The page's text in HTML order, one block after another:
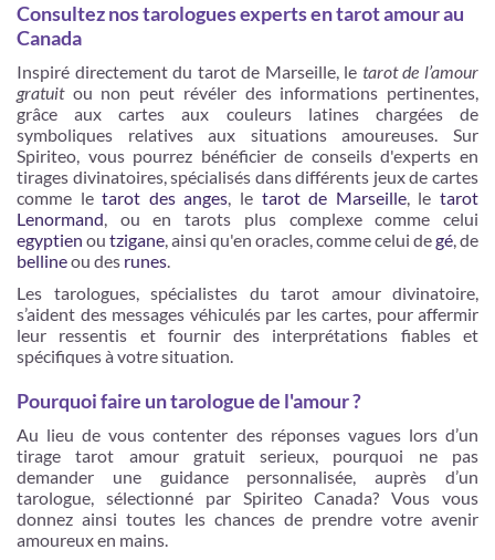
Consultez nos tarologues experts en tarot amour au
Canada
Inspiré directement du tarot de Marseille, le tarot de l’amour
gratuitou non peut révéler des informations pertinentes,
grâce aux cartes aux couleurs latines chargées de
symboliques relatives aux situations amoureuses. Sur
Spiriteo, vous pourrez bénéficier de conseils d'experts en
tirages divinatoires, spécialisés dans différents jeux de cartes
comme letarot des anges, le tarot de Marseille, letarot
Lenormand, ou en tarots plus complexe comme celui
egyptien ou tzigane, ainsi qu'en oracles, comme celui degé, de
bellineou des runes.
Les tarologues, spécialistes du tarot amour divinatoire,
s’aident des messages véhiculés par les cartes, pour affermir
leur ressentis et fournir des interprétations fiables et
spécifiques à votre situation.
Pourquoi faire un tarologue de l'amour ?
Au lieu de vous contenter des réponses vagues lors d’un
tirage tarot amour gratuit serieux, pourquoi ne pas
demander une guidance personnalisée, auprès d’un
tarologue, sélectionné par Spiriteo Canada? Vous vous
donnez ainsi toutes les chances de prendre votre avenir
amoureux en mains.